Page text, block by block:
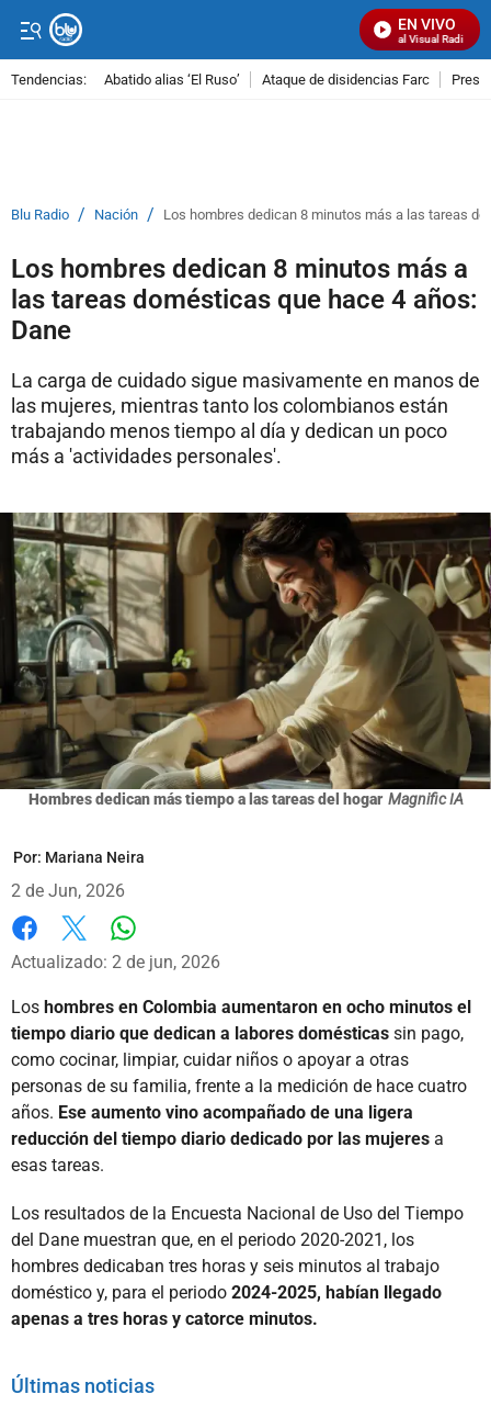
EN VIVO
Señal Visual Radio
Tendencias: Abatido alias ‘El Ruso’ Ataque de disidencias Farc
Blu Radio / Nación / Los hombres dedican 8 minutos más a las tareas
Los hombres dedican 8 minutos más a
las tareas domésticas que hace 4 años:
Dane
La carga de cuidado sigue masivamente en manos de
las mujeres, mientras tanto los colombianos están
trabajando menos tiempo al día y dedican un poco
más a 'actividades personales'.
Hombres dedican más tiempo a las tareas del hogar Magnific IA
Por: Mariana Neira
2 de Jun, 2026
Facebook
X
Actualizado: 2 de jun, 2026
Los hombres en Colombia aumentaron en ocho minutos el
tiempo diario que dedican a labores domésticas sin pago,
como cocinar, limpiar, cuidar niños o apoyar a otras
personas de su familia, frente a la medición de hace cuatro
años. Ese aumento vino acompañado de una ligera
reducción del tiempo diario dedicado por las mujeres a
esas tareas.
Los resultados de la Encuesta Nacional de Uso del Tiempo
del Dane muestran que, en el periodo 2020-2021, los
hombres dedicaban tres horas y seis minutos al trabajo
doméstico y, para el periodo 2024-2025, habían llegado
apenas a tres horas y catorce minutos.
Últimas noticias